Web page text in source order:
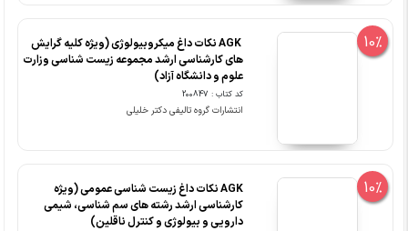
10%
‏ AGK نکات داغ میکروبیولوژی (ویژه کلیه گرایش
های کارشناسی ارشد مجموعه زیست شناسی وزارت
علوم و دانشگاه آزاد)
کد کتاب : 200847
انتشارات گروه تالیفی دکتر خلیلی
10%
AGK نکات داغ زیست شناسی عمومی (ویژه
کارشناسی ارشد رشته های سم شناسی، شیمی
دارویی و بیولوژی و کنترل ناقلین)